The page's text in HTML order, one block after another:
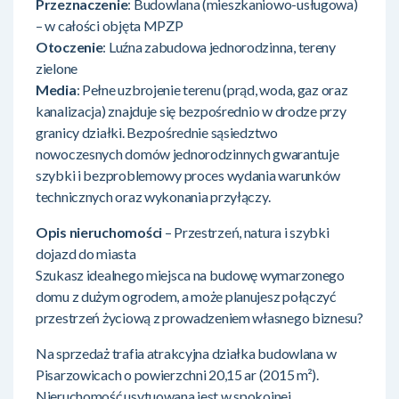
Przeznaczenie: Budowlana (mieszkaniowo-usługowa)
– w całości objęta MPZP
Otoczenie: Luźna zabudowa jednorodzinna, tereny
zielone
Media: Pełne uzbrojenie terenu (prąd, woda, gaz oraz
kanalizacja) znajduje się bezpośrednio w drodze przy
granicy działki. Bezpośrednie sąsiedztwo
nowoczesnych domów jednorodzinnych gwarantuje
szybki i bezproblemowy proces wydania warunków
technicznych oraz wykonania przyłączy.
Opis nieruchomości– Przestrzeń, natura i szybki
dojazd do miasta
Szukasz idealnego miejsca na budowę wymarzonego
domu z dużym ogrodem, a może planujesz połączyć
przestrzeń życiową z prowadzeniem własnego biznesu?
Na sprzedaż trafia atrakcyjna działka budowlana w
Pisarzowicach o powierzchni 20,15 ar (2015 m²).